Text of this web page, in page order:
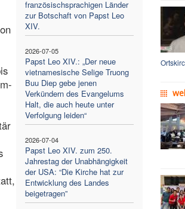
französischsprachigen Länder
zur Botschaft von Papst Leo
XIV.
2026-07-05
Papst Leo XIV.: „Der neue
vietnamesische Selige Truong
Buu Diep gebe jenen
Verkündern des Evangelums
Halt, die auch heute unter
Verfolgung leiden“
2026-07-04
Papst Leo XIV. zum 250.
Jahrestag der Unabhängigkeit
der USA: “Die Kirche hat zur
Entwicklung des Landes
beigetragen”